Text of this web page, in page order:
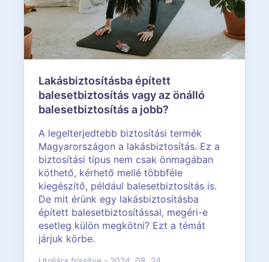
Lakásbiztosításba épített
balesetbiztosítás vagy az önálló
balesetbiztosítás a jobb?
A legelterjedtebb biztosítási termék
Magyarországon a lakásbiztosítás. Ez a
biztosítási típus nem csak önmagában
köthető, kérhető mellé többféle
kiegészítő, például balesetbiztosítás is.
De mit érünk egy lakásbiztosításba
épített balesetbiztosítással, megéri-e
esetleg külön megkötni? Ezt a témát
járjuk körbe.